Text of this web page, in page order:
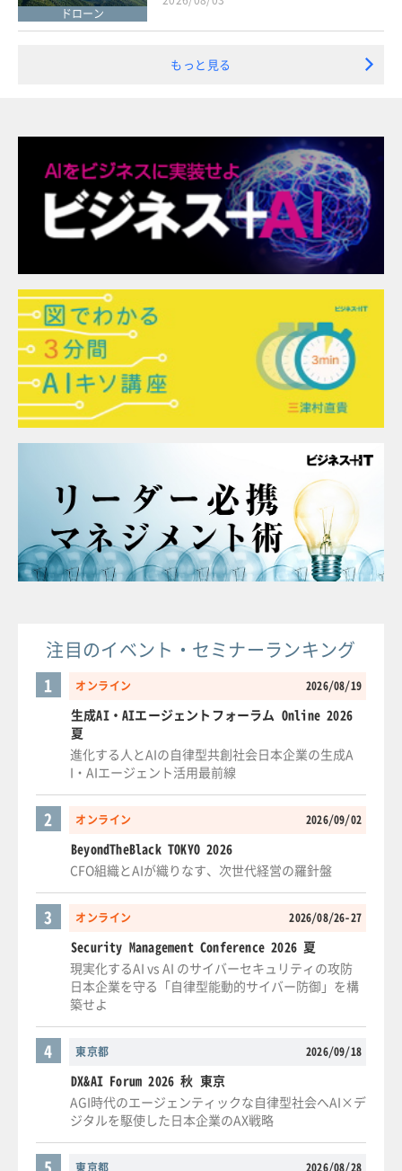
ドローン
もっと見る
注目のイベント・セミナーランキング
オンライン 2026/08/19
1
生成AI・AIエージェントフォーラム Online 2026
夏
進化する人とAIの自律型共創社会日本企業の生成A
I・AIエージェント活用最前線
オンライン 2026/09/02
2
BeyondTheBlack TOKYO 2026
CFO組織とAIが織りなす、次世代経営の羅針盤
オンライン 2026/08/26-27
3
Security Management Conference 2026 夏
現実化するAI vs AI のサイバーセキュリティの攻防
日本企業を守る「自律型能動的サイバー防御」を構
築せよ
東京都 2026/09/18
4
DX&AI Forum 2026 秋 東京
AGI時代のエージェンティックな自律型社会へAI×デ
ジタルを駆使した日本企業のAX戦略
東京都 2026/08/28